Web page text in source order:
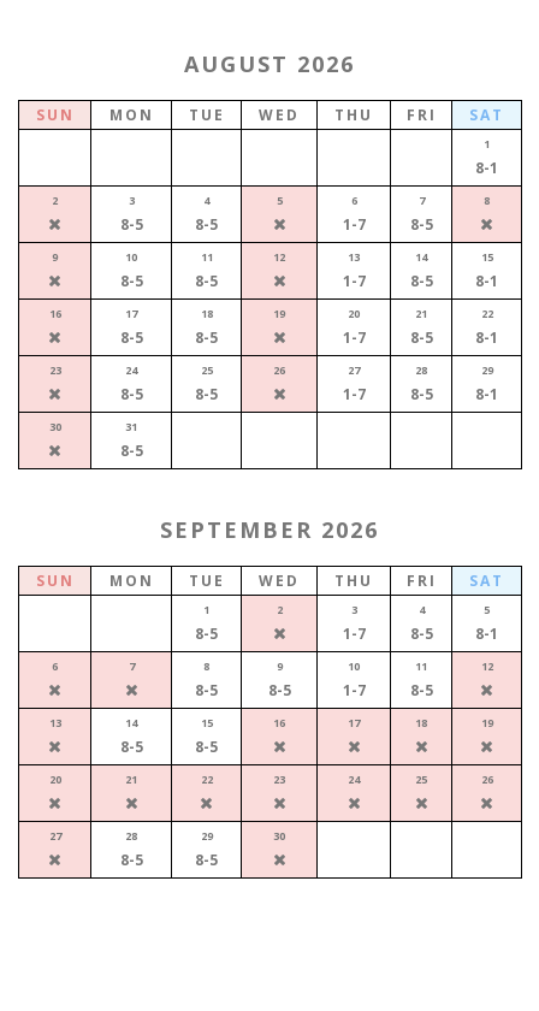
AUGUST 2026
SUN MON TUE WED THU FRI SAT
1
8-1
2 3
8-5
4
8-5
5 6
1-7
7
8-5
8
9 10
8-5
11
8-5
12 13
1-7
14
8-5
15
8-1
16 17
8-5
18
8-5
19 20
1-7
21
8-5
22
8-1
23 24
8-5
25
8-5
26 27
1-7
28
8-5
29
8-1
30 31
8-5
SEPTEMBER 2026
SUN MON TUE WED THU FRI SAT
1
8-5
2 3
1-7
4
8-5
5
8-1
6 7 8
8-5
9
8-5
10
1-7
11
8-5
12
13 14
8-5
15
8-5
16 17 18 19
20 21 22 23 24 25 26
27 28
8-5
29
8-5
30